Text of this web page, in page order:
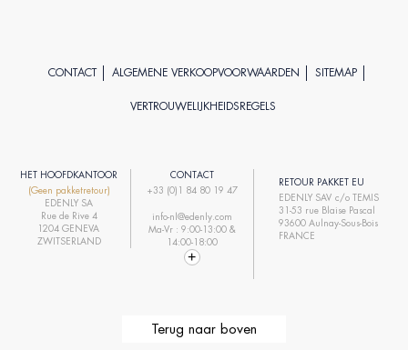
CONTACT ALGEMENE VERKOOPVOORWAARDEN SITEMAP
VERTROUWELIJKHEIDSREGELS
HET HOOFDKANTOOR
(Geen pakketretour)
EDENLY SA
Rue de Rive 4
1204 GENEVA
ZWITSERLAND
CONTACT
+33 (0)1 84 80 19 47
info-nl@edenly.com
Ma-Vr : 9:00-13:00 &
14:00-18:00
RETOUR PAKKET EU
EDENLY SAV c/o TEMIS
31-53 rue Blaise Pascal
93600 Aulnay-Sous-Bois
FRANCE
Terug naar boven